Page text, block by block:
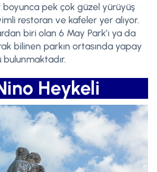
boyunca pek çok güzel yürüyüş
restoran ve kafeler yer alıyor.
biri olan 6 May Park’ı ya da
bilinen parkın ortasında yapay
Heykeli